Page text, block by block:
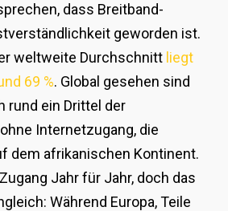
dass Breitband-
geworden ist.
weltweite Durchschnitt liegt
69 %. Global gesehen sind
rund ein Drittel der
Internetzugang, die
dem afrikanischen Kontinent.
Jahr für Jahr, doch das
Während Europa, Teile